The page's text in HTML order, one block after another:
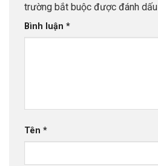
trường bắt buộc được đánh dấu
Bình luận *
Tên *